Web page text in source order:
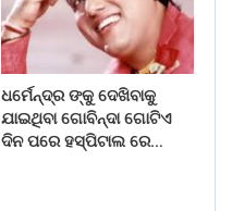
ଧର୍ମେନ୍ଦ୍ର ଙ୍କୁ ଦେଖିବାକୁ
ଯାଇଥିବା ଗୋବିନ୍ଦା ଗୋଟିଏ
ଦିନ ପରେ ହସ୍ପିଟାଲ ରେ…